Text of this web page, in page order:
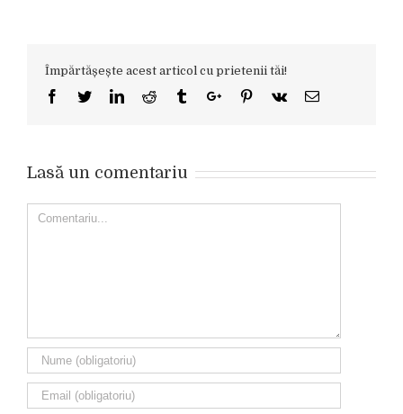
Împărtășește acest articol cu prietenii tăi!
Facebook
TwitterLinkedinReddit TumblrGoogle+Pinterest
Vk Email
Lasă un comentariu
Comment